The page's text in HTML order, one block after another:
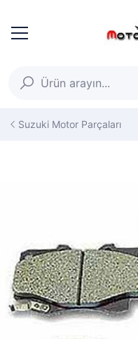
Suzuki Motor Parçaları